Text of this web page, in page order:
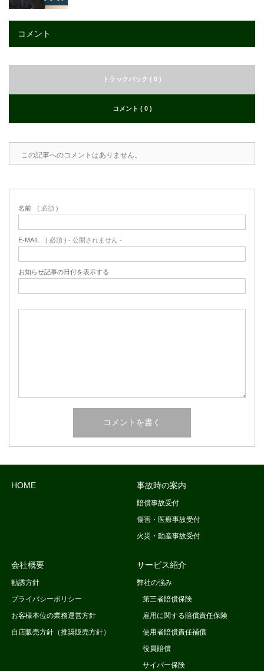
コメント
トラックバック ( 0 )
コメント ( 0 )
この記事へのコメントはありません。
名前 ( 必須 )
E-MAIL ( 必須 ) - 公開されません -
お知らせ記事の日付を表示する
HOME 事故時の案内
賠償事故受付
傷害・医療事故受付
火災・動産事故受付
会社概要
勧誘方針
プライバシーポリシー
お客様本位の業務運営方針
自店販売方針（推奨販売方針）
サービス紹介
弊社の強み
第三者賠償保険
雇用に関する賠償責任保険
使用者賠償責任補償
役員賠償
サイバー保険